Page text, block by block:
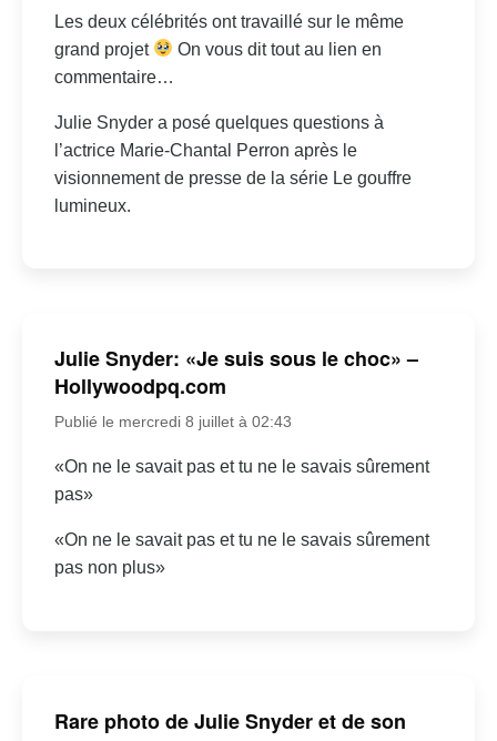
Les deux célébrités ont travaillé sur le même
grand projet
On vous dit tout au lien en
commentaire…
Julie Snyder a posé quelques questions à
l’actrice Marie-Chantal Perron après le
visionnement de presse de la série Le gouffre
lumineux.
Julie Snyder: «Je suis sous le choc» –
Hollywoodpq.com
Publié le mercredi 8 juillet à 02:43
«On ne le savait pas et tu ne le savais sûrement
pas»
«On ne le savait pas et tu ne le savais sûrement
pas non plus»
Rare photo de Julie Snyder et de son